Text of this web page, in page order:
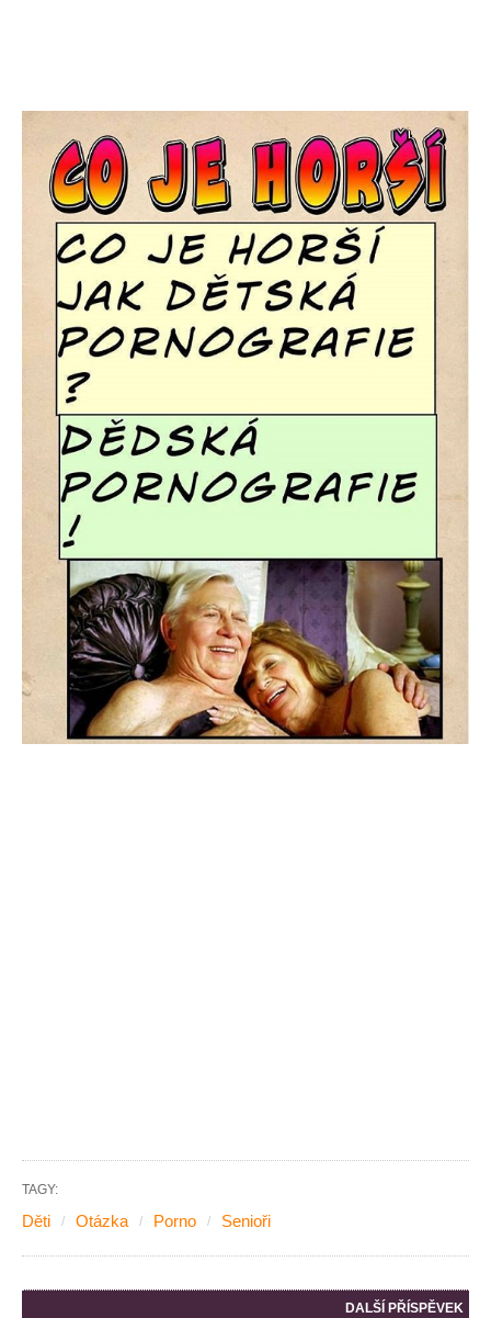
TAGY:
Děti Otázka Porno Senioři
DALŠÍ PŘÍSPĚVEK